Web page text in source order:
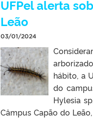
UFPel alerta
Leão
03/01/2024
hábito, a
do
Hylesia
Câmpus Capão do